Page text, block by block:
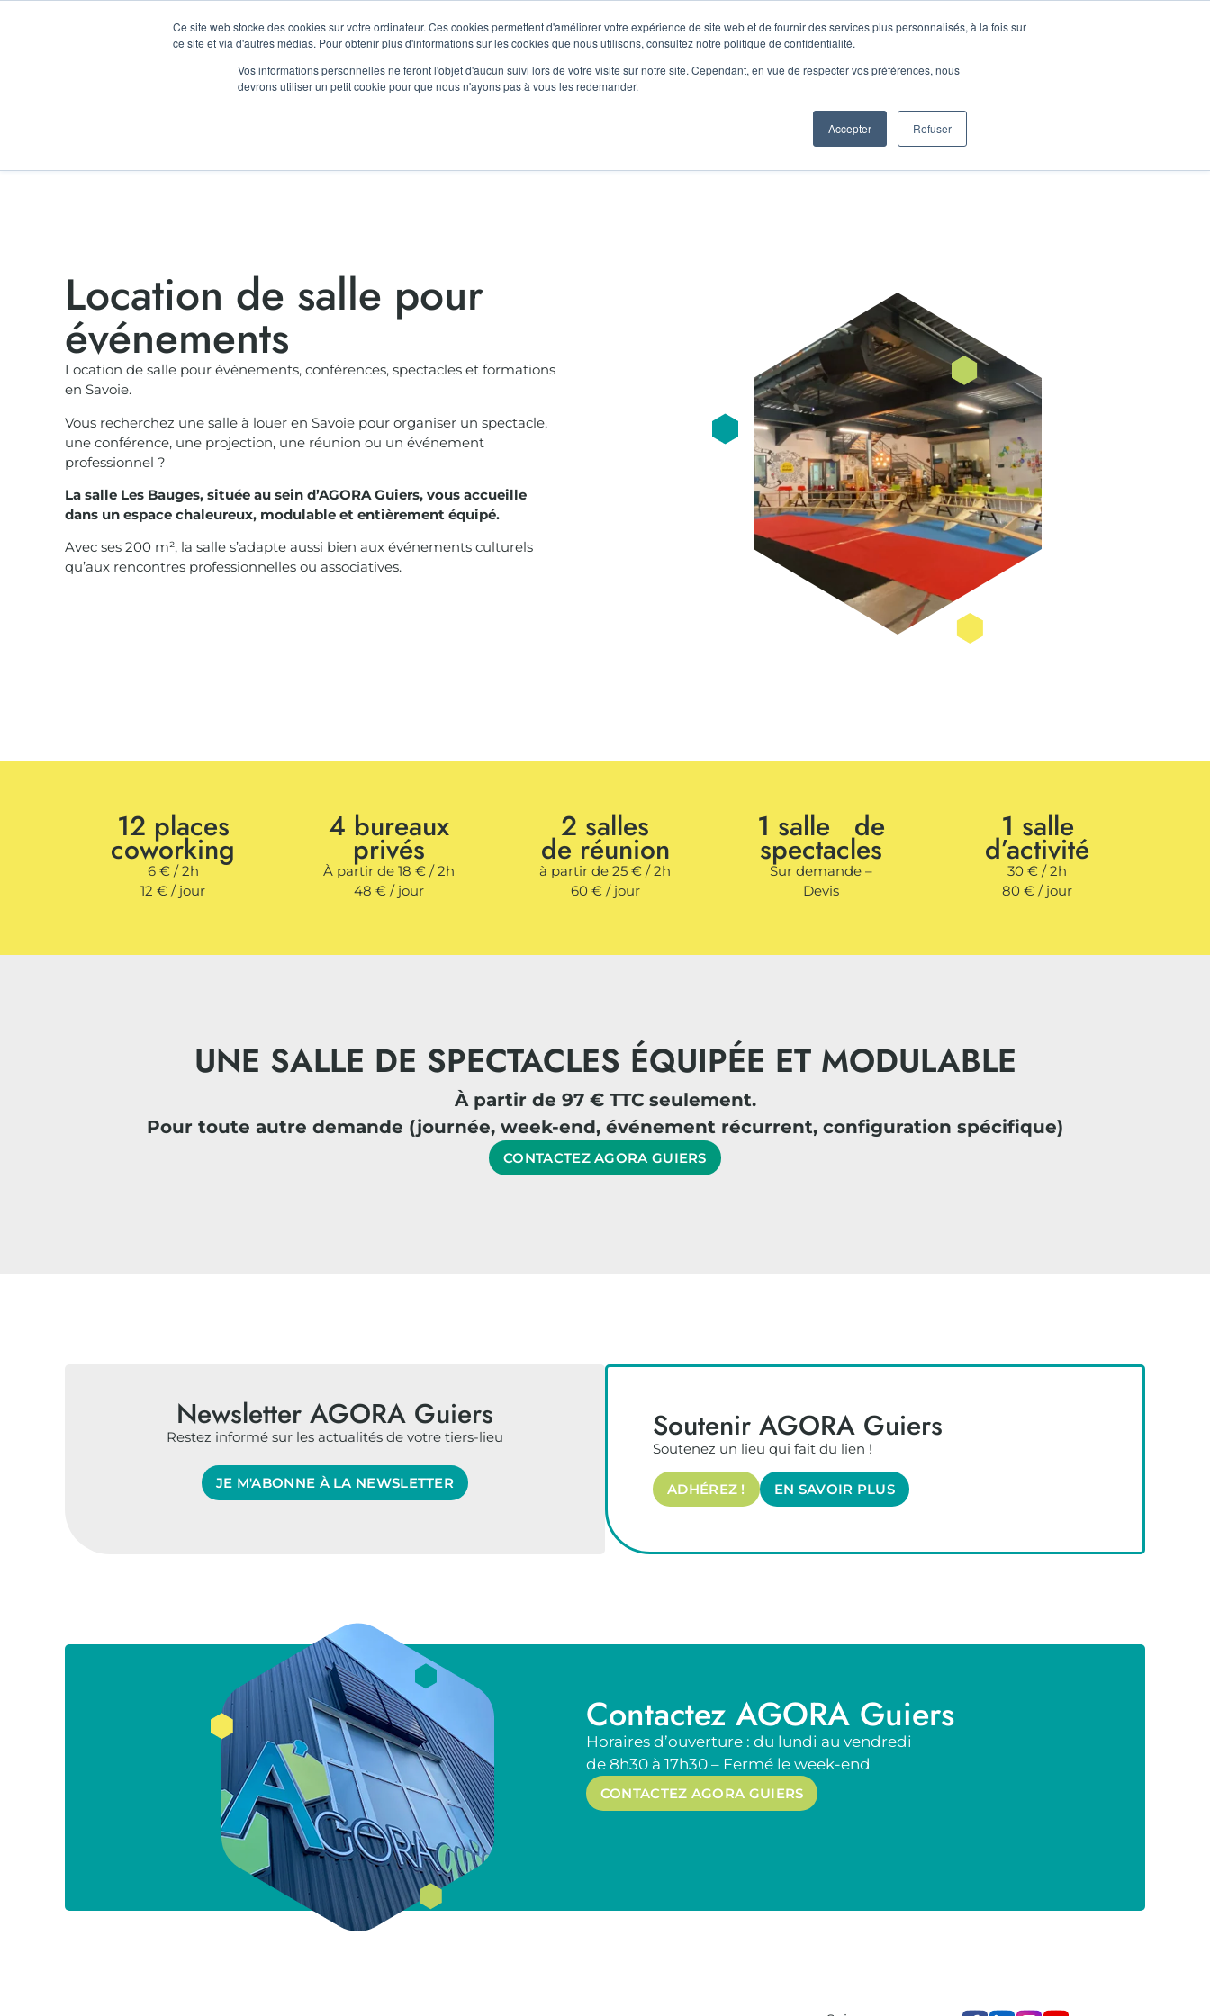
Ce site web stocke des cookies sur votre ordinateur. Ces cookies permettent d'améliorer votre expérience de site web et de fournir des services plus personnalisés, à la fois sur
ce site et via d'autres médias. Pour obtenir plus d'informations sur les cookies que nous utilisons, consultez notre politique de confidentialité.
Vos informations personnelles ne feront l'objet d'aucun suivi lors de votre visite sur notre site. Cependant, en vue de respecter vos préférences, nous
devrons utiliser un petit cookie pour que nous n'ayons pas à vous les redemander.
Accepter Refuser
TIERS LIEU LOCATION D’ESPACES CHAMPS D’ACTIONS RÉSIDENTS AGENDA CONTACT
Location de salle pour
événements
Location de salle pour événements, conférences, spectacles et formations
en Savoie.
Vous recherchez une salle à louer en Savoie pour organiser un spectacle,
une conférence, une projection, une réunion ou un événement
professionnel ?
La salle Les Bauges, située au sein d’AGORA Guiers, vous accueille
dans un espace chaleureux, modulable et entièrement équipé.
Avec ses 200 m², la salle s’adapte aussi bien aux événements culturels
qu’aux rencontres professionnelles ou associatives.
12 places
coworking
6 € / 2h
12 € / jour
4 bureaux
privés
À partir de 18 € / 2h
48 € / jour
2 salles
de réunion
à partir de 25 € / 2h
60 € / jour
1 salle de
spectacles
Sur demande –
Devis
1 salle
d’activité
30 € / 2h
80 € / jour
UNE SALLE DE SPECTACLES ÉQUIPÉE ET MODULABLE
À partir de 97 € TTC seulement.
Pour toute autre demande (journée, week-end, événement récurrent, configuration spécifique)
CONTACTEZ AGORA GUIERS
Newsletter AGORA Guiers
Restez informé sur les actualités de votre tiers-lieu
JE M'ABONNE À LA NEWSLETTER
Soutenir AGORA Guiers
Soutenez un lieu qui fait du lien !
ADHÉREZ ! EN SAVOIR PLUS
Contactez AGORA Guiers
Horaires d’ouverture : du lundi au vendredi
de 8h30 à 17h30 – Fermé le week-end
CONTACTEZ AGORA GUIERS
LA RENTRÉE D'AGORA LE 11 SEPTEMBRE ! GRATUIT